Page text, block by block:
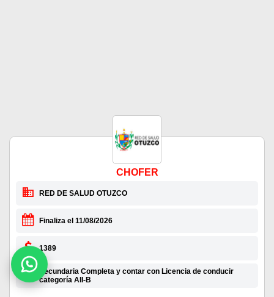
CHOFER
RED DE SALUD OTUZCO
Finaliza el 11/08/2026
1389
Secundaria Completa y contar con Licencia de conducir
categoría AII-B